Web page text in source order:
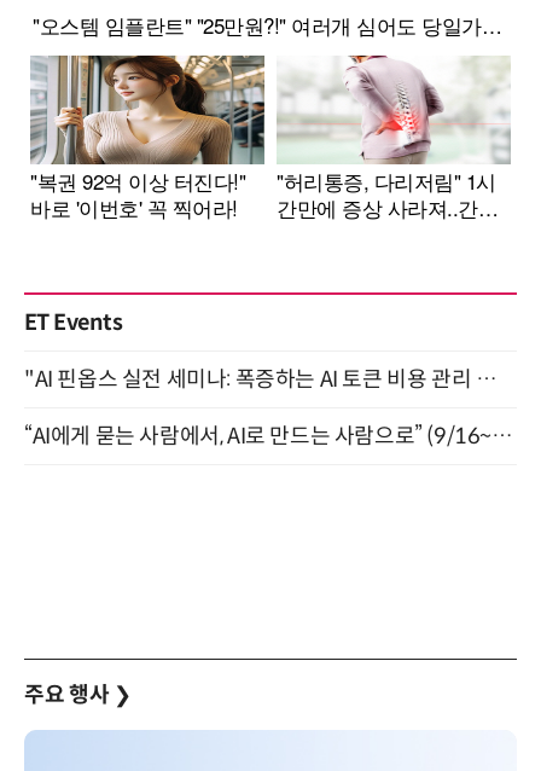
ET Events
"AI 핀옵스 실전 세미나: 폭증하는 AI 토큰 비용 관리 전략" 8월 21일 개최
“AI에게 묻는 사람에서, AI로 만드는 사람으로” (9/16~17)
주요 행사 ❯